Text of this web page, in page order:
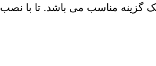
گزینه مناسب می‌ باشد. تا با نصب